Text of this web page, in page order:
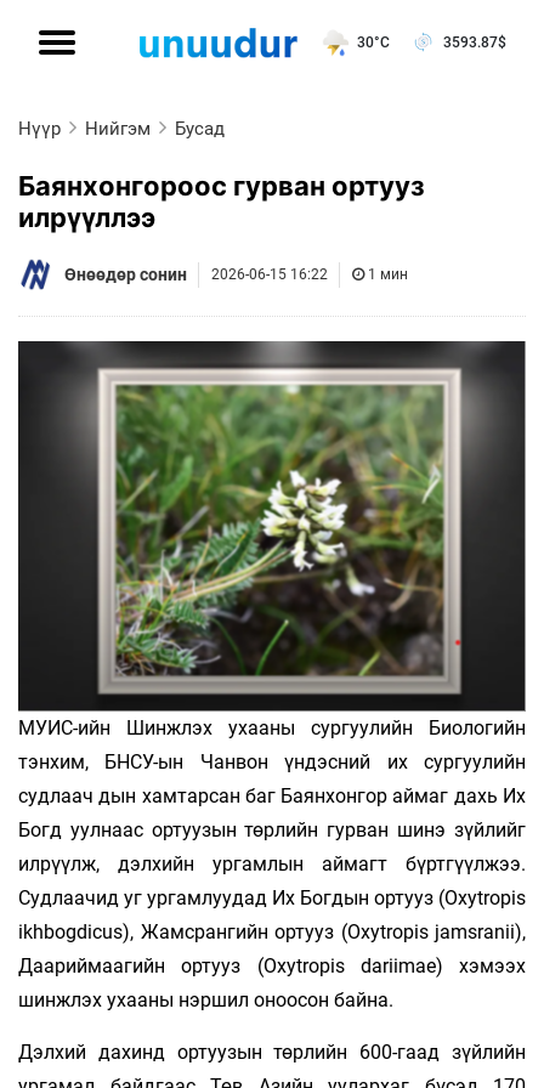
30°C 3593.87$
Нүүр Нийгэм Бусад
Баянхонгороос гурван ортууз
илрүүллээ
Өнөөдөр сонин 2026-06-15 16:22 1 мин
МУИС-ийн Шинжлэх ухааны сургуулийн Биологийн
тэнхим, БНСУ-ын Чанвон үндэсний их сургуулийн
судлаач­ дын хамтарсан баг Баянхонгор аймаг дахь Их
Богд уулнаас ортуузын төрлийн гурван шинэ зүйлийг
илрүүлж, дэлхийн ургамлын аймагт бүртгүүлжээ.
Судлаачид уг ургамлуудад Их Богдын ортууз (Oxytropis
ikhbogdicus), Жамсрангийн ортууз (Oxytropis jamsranii),
Даариймаагийн ортууз (Oxytropis dariimae) хэмээх
шинжлэх ухааны нэршил оноосон байна.
Дэлхий дахинд ортуузын төрлийн 600-гаад зүйлийн